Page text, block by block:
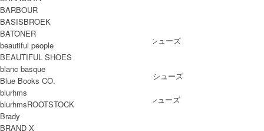
SHOES
SHOES ALL ITEM
/ ドレスシューズ
BOOTS
PUMPS
/ バレエシューズ
OTHER SHOES
/ その他シューズ
BARBOUR
BASISBROEK
BATONER
beautiful people
BEAUTIFUL SHOES
blanc basque
Blue Books CO.
blurhms
blurhmsROOTSTOCK
Brady
BRAND X